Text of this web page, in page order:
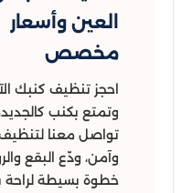
العين وأسعار
مخصص
احجز تنظيف كنبك
وتمتع بكنب
تواصل معنا
وآمن، ودّع البقع
خطوة بسيطة لراحة